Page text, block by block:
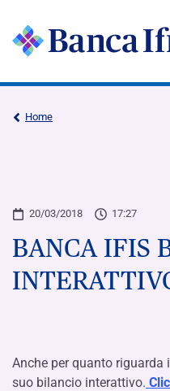
Home
20/03/2018 17:27
BANCA IFIS
Anche per quanto riguarda
suo bilancio interattivo.